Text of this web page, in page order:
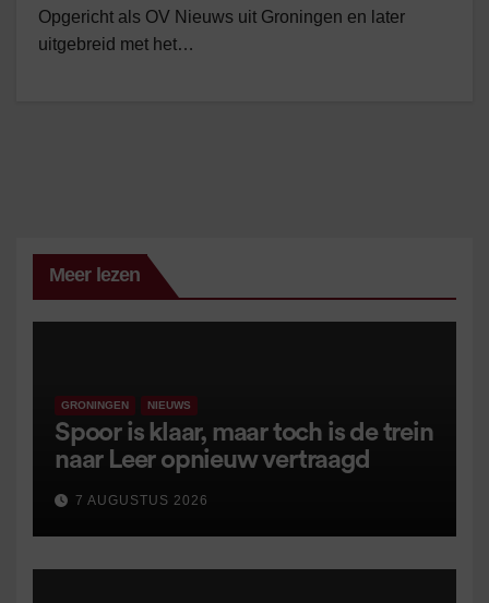
Opgericht als OV Nieuws uit Groningen en later
uitgebreid met het…
Meer lezen
GRONINGEN NIEUWS
Spoor is klaar, maar toch is de trein
naar Leer opnieuw vertraagd
7 AUGUSTUS 2026